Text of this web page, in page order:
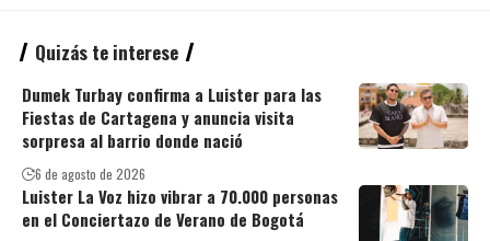
Quizás te interese
Dumek Turbay confirma a Luister para las
Fiestas de Cartagena y anuncia visita
sorpresa al barrio donde nació
6 de agosto de 2026
Luister La Voz hizo vibrar a 70.000 personas
en el Conciertazo de Verano de Bogotá